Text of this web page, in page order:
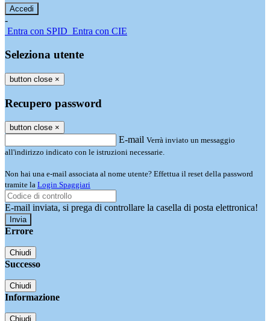
-
Entra con SPID Entra con CIE
Seleziona utente
button close ×
Recupero password
button close ×
E-mail Verrà inviato un messaggio
all'indirizzo indicato con le istruzioni necessarie.
Non hai una e-mail associata al nome utente? Effettua il reset della password
tramite la Login Spaggiari
E-mail inviata, si prega di controllare la casella di posta elettronica!
Errore
Chiudi
Successo
Chiudi
Informazione
Chiudi